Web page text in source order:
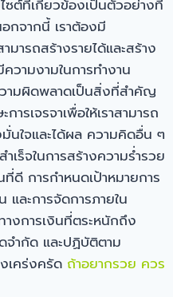
ซต์ที่เกี่ยวข้องเป็นตัวอย่างที่
กจากนี้ เราต้องมี
ารถสร้างรายได้และสร้าง
ามงามในการทำงาน
ามผิดพลาดเป็นสิ่งที่สำคัญ
รเจรจาเพื่อให้เราสามารถ
นใจและได้ผล ความคิดอื่น ๆ
ร็จในการสร้างความร่ำรวย
ดี การกำหนดเป้าหมายการ
ละการจัดการภายใน
างการเงินที่ตระหนักถึง
จำกัด และปฏิบัติตาม
เคร่งครัด ถ้าอยากรวย ควร